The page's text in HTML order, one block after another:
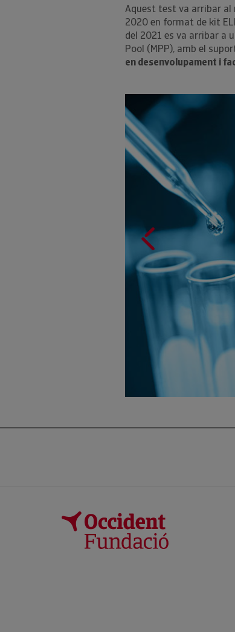
Aquest test va arribar al
2020 en format de kit
del 2021 es va arribar a
Pool (MPP), amb el
en desenvolupament i
Anterior